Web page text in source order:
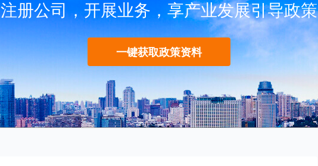
注册公司，开展业务，享产业发展引导政策
一键获取政策资料